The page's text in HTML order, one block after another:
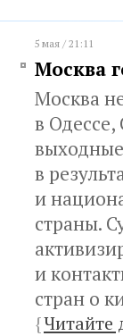
5 мая / 21:11
Москва
Москва
в
выходные
в
и
страны.
и
стран о
{Читайте